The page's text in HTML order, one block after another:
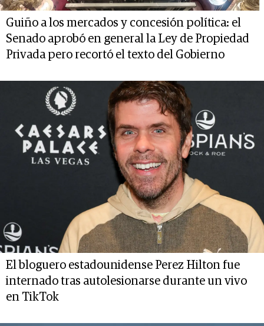
Guiño a los mercados y concesión política: el
Senado aprobó en general la Ley de Propiedad
Privada pero recortó el texto del Gobierno
El bloguero estadounidense Perez Hilton fue
internado tras autolesionarse durante un vivo
en TikTok